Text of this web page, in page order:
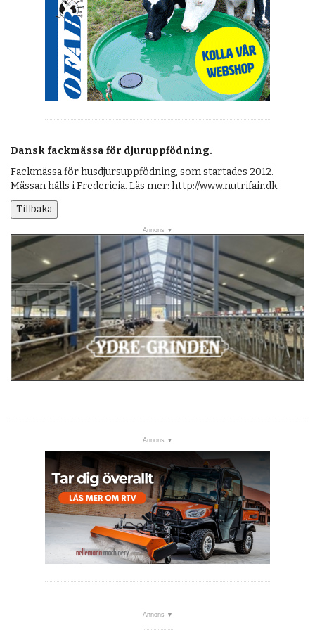
Dansk fackmässa för djuruppfödning.
Fackmässa för husdjursuppfödning, som startades 2012.
Mässan hålls i Fredericia. Läs mer: http://www.nutrifair.dk
Tillbaka